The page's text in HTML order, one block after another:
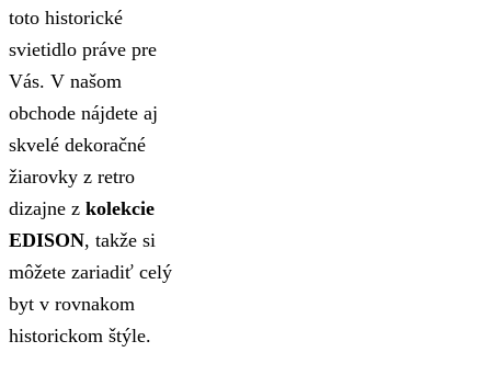
toto historické
svietidlo práve pre
Vás. V našom
obchode nájdete aj
skvelé dekoračné
žiarovky z retro
dizajne z kolekcie
EDISON, takže si
môžete zariadiť celý
byt v rovnakom
historickom štýle.